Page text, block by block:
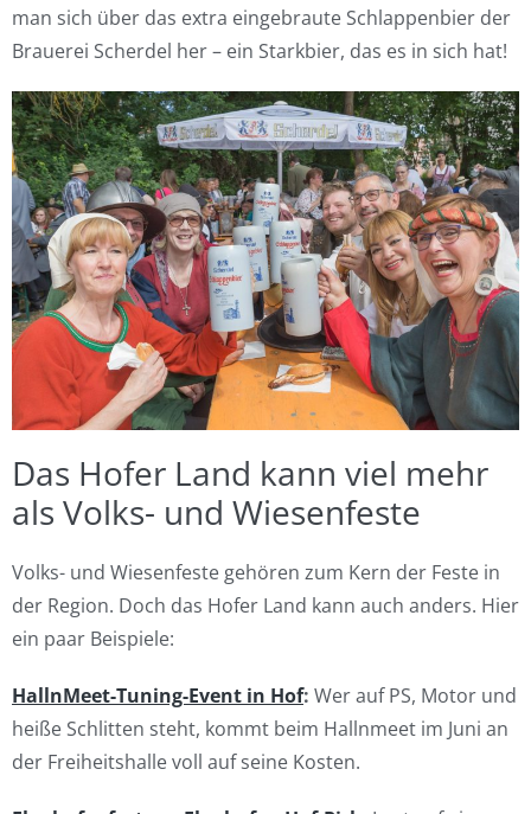
man sich über das extra eingebraute Schlappenbier der
Brauerei Scherdel her – ein Starkbier, das es in sich hat!
Das Hofer Land kann viel mehr
als Volks- und Wiesenfeste
Volks- und Wiesenfeste gehören zum Kern der Feste in
der Region. Doch das Hofer Land kann auch anders. Hier
ein paar Beispiele:
HallnMeet-Tuning-Event in Hof: Wer auf PS, Motor und
heiße Schlitten steht, kommt beim Hallnmeet im Juni an
der Freiheitshalle voll auf seine Kosten.